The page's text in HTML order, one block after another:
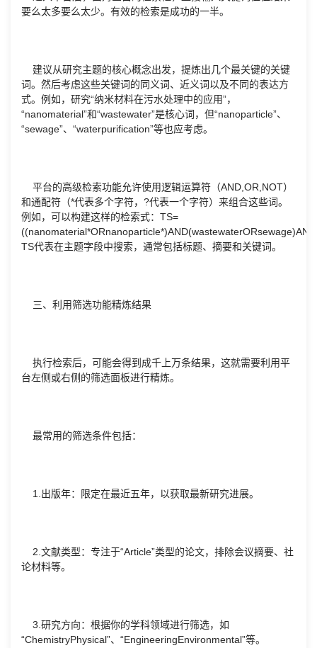
要么太多要么太少。有效的检索是成功的一半。
建议从研究主题的核心概念出发，提炼出几个最关键的关键
词。然后考虑这些关键词的同义词、近义词以及不同的表达方
式。例如，研究“纳米材料在污水处理中的应用”，
“nanomaterial”和“wastewater”是核心词，但“nanoparticle”、
“sewage”、“waterpurification”等也应考虑。
平台的高级检索功能允许使用逻辑运算符（AND,OR,NOT）
和通配符（*代表多个字符，?代表一个字符）来组合这些词。
例如，可以构建这样的检索式：TS=
TS代表在主题字段中搜索，通常包括标题、摘要和关键词。
三、利用筛选功能精炼结果
执行检索后，可能会得到成千上万条结果，这就需要利用平
台左侧或右侧的筛选面板进行精炼。
最常用的筛选条件包括：
1.出版年：限定在最近五年，以获取最新研究进展。
2.文献类型：专注于“Article”类型的论文，排除会议摘要、社
论材料等。
3.研究方向：根据你的学科领域进行筛选，如
“ChemistryPhysical”、“EngineeringEnvironmental”等。